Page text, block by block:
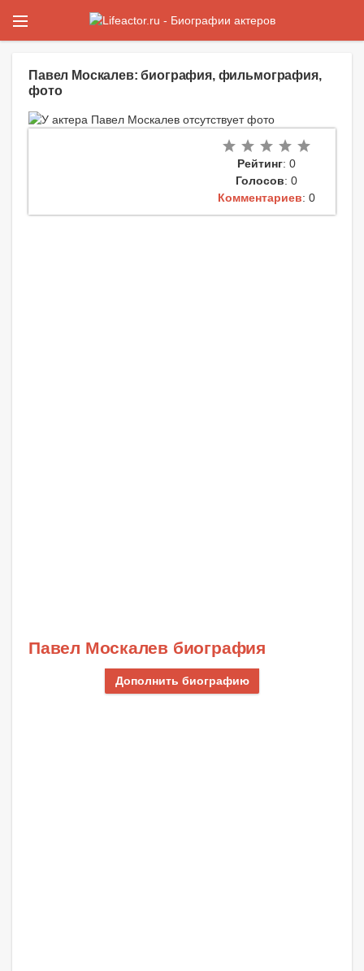
Павел Москалев: биография, фильмография,
фото
Рейтинг: 0
Голосов: 0
Комментариев: 0
Павел Москалев биография
Дополнить биографию